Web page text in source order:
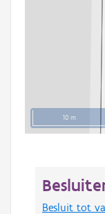
10 m
Besluit tot